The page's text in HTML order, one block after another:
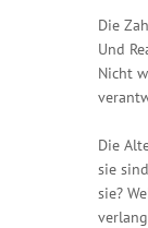
Die
Und
Nicht
Die
sie
sie?